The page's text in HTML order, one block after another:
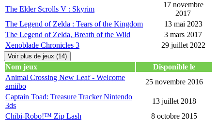
The Elder Scrolls V : Skyrim
17 novembre
2017
The Legend of Zelda : Tears of the Kingdom
13 mai 2023
The Legend of Zelda, Breath of the Wild
3 mars 2017
Xenoblade Chronicles 3
29 juillet 2022
Voir plus de jeux (14)
Nom jeux
Disponible le
Animal Crossing New Leaf - Welcome
amiibo
25 novembre 2016
Captain Toad: Treasure Tracker Nintendo
3ds
13 juillet 2018
Chibi-Robo!™ Zip Lash
8 octobre 2015